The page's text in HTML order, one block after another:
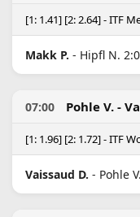
[1: 1.41] [2: 2.64] - ITF
Makk P. - Hipfl N.
07:00 Pohle V. -
[1: 1.96] [2: 1.72] - ITF
Vaissaud D. - Pohle